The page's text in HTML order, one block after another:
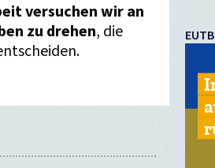
versuchen wir an
zu drehen, die
EUTB